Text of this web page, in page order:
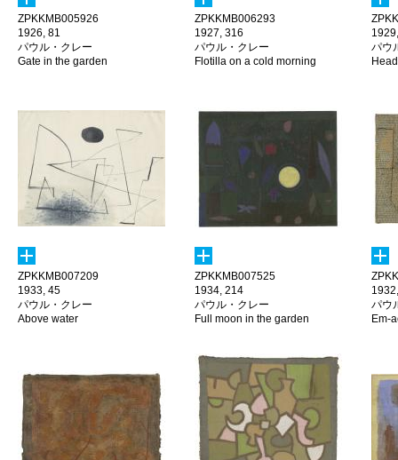
ZPKKMB005926
1926, 81
パウル・クレー
Gate in the garden
ZPKKMB006293
1927, 316
パウル・クレー
Flotilla on a cold morning
パウ
ZPKKMB007209
1933, 45
パウル・クレー
Above water
ZPKKMB007525
1934, 214
パウル・クレー
Full moon in the garden
パウ
Em-